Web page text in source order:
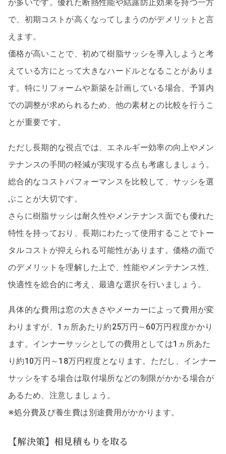
が多いです。優れた断熱性能や結露防止効果を持つ一方
で、初期コストが高くなってしまうのがデメリットと言
えます。
価格が高いことで、初めて樹脂サッシを導入しようと考
えている方にとって大きなハードルとなることがありま
す。特にリフォームや新築を計画している場合、予算内
での調整が求められるため、他の素材との比較を行うこ
とが重要です。
ただし長期的な視点では、エネルギー効率の向上やメン
テナンスの手間の軽減が実現する点も考慮しましょう。
総合的なコストパフォーマンスを比較して、サッシを選
ぶことが大切です。
さらに樹脂サッシは耐久性やメンテナンス面でも優れた
特性を持っており、長期にわたって使用することでトー
タルコストが抑えられる可能性があります。価格の面で
のデメリットを理解した上で、性能やメンテナンス性、
快適性を総合的に考え、最適な選択を行いましょう。
具体的な費用は窓の大きさやメーカーによって費用が変
わりますが、1ヵ所あたり約25万円～60万円程度かかり
ます。インナーサッシとしての費用としては1ヵ所あた
り約10万円～18万円程度となります。ただし、インナー
サッシをする場合は取付場所などの制限がかかる場合が
あるため、注意しましょう。
※処分費及び養生費は別途費用がかかります。
【解決策】相見積もりを取る